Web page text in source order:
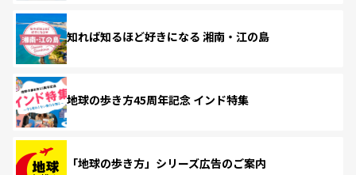
知れば知るほど好きになる 湘南・江の島
地球の歩き方45周年記念 インド特集
「地球の歩き方」シリーズ広告のご案内